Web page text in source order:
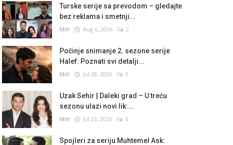
Turske serije sa prevodom – gledajte
bez reklama i smetnji...
Milt Aug 6, 2026 2
Počinje snimanje 2. sezone serije
Halef: Poznati svi detalji...
Milt Jul 28, 2026 0
Uzak Sehir | Daleki grad – U treću
sezonu ulazi novi lik:...
Milt Jul 23, 2026 0
Spojleri za seriju Muhtemel Ask: